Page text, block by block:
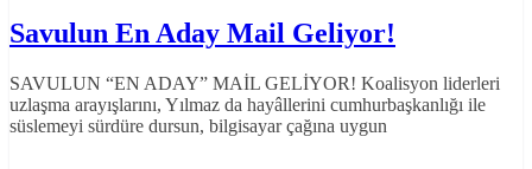
Savulun En Aday Mail Geliyor!
SAVULUN “EN ADAY” MAİL GELİYOR! Koalisyon liderleri
uzlaşma arayışlarını, Yılmaz da hayâllerini cumhurbaşkanlığı ile
süslemeyi sürdüre dursun, bilgisayar çağına uygun